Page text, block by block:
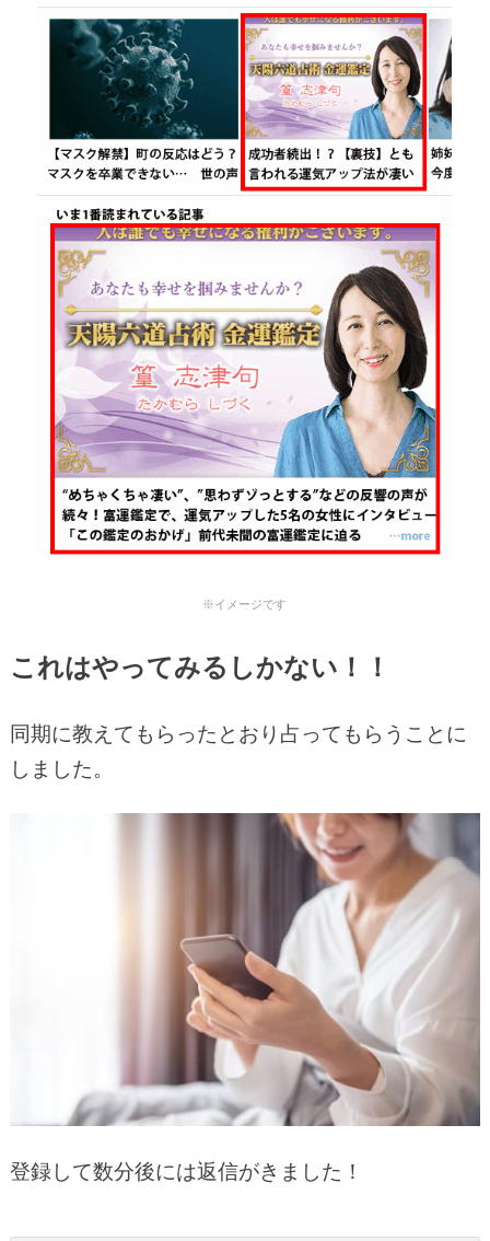
※イメージです
これはやってみるしかない！！
同期に教えてもらったとおり占ってもらうことに
しました。
登録して数分後には返信がきました！